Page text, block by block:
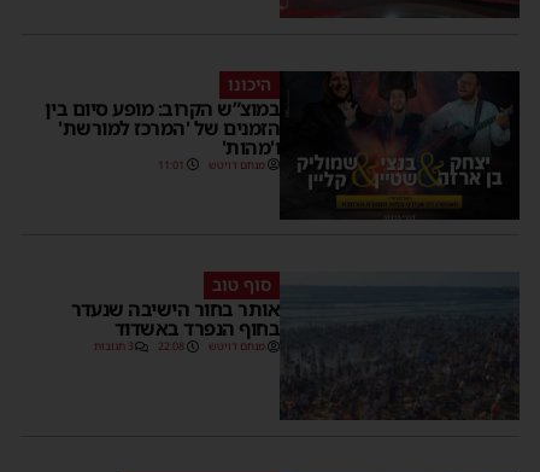
היכונו
במוצ”ש הקרוב: מופע סיום בין
הזמנים של 'המרכז למורשת'
ו'מהות'
מנחם דויטש 11:01
סוף טוב
אותר בחור הישיבה שנעדר
בחוף הנפרד באשדוד
מנחם דויטש 22:08 3 תגובות